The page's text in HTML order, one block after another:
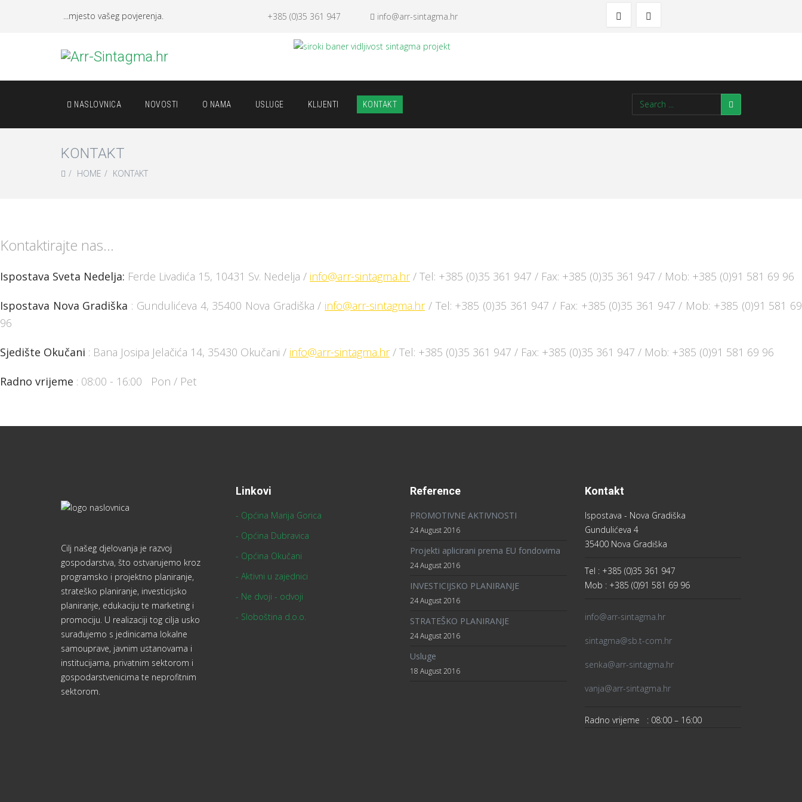
...mjesto vašeg povjerenja. +385 (0)35 361 947 info@arr-sintagma.hr
NASLOVNICA NOVOSTI O NAMA USLUGE KLIJENTI KONTAKT
KONTAKT
HOME KONTAKT
Kontaktirajte nas...
Ispostava Sveta Nedelja: Ferde Livadića 15, 10431 Sv. Nedelja / info@arr-sintagma.hr/ Tel: +385 (0)35 361 947 / Fax: +385 (0)35 361 947 / Mob: +385 (0)91 581 69 96
Ispostava Nova Gradiška : Gundulićeva 4, 35400 Nova Gradiška / info@arr-sintagma.hr/ Tel: +385 (0)35 361 947 / Fax: +385 (0)35 361 947 / Mob: +385 (0)91 581 69
96
Sjedište Okučani : Bana Josipa Jelačića 14, 35430 Okučani / info@arr-sintagma.hr/ Tel: +385 (0)35 361 947 / Fax: +385 (0)35 361 947 / Mob: +385 (0)91 581 69 96
Radno vrijeme : 08:00 - 16:00 Pon / Pet
Cilj našeg djelovanja je razvoj
gospodarstva, što ostvarujemo kroz
programsko i projektno planiranje,
strateško planiranje, investicijsko
planiranje, edukaciju te marketing i
promociju. U realizaciji tog cilja usko
surađujemo s jedinicama lokalne
samouprave, javnim ustanovama i
institucijama, privatnim sektorom i
gospodarstvenicima te neprofitnim
sektorom.
Linkovi
- Općina Marija Gorica
- Općina Dubravica
- Općina Okučani
- Aktivni u zajednici
- Ne dvoji - odvoji
- Sloboština d.o.o.
Reference
PROMOTIVNE AKTIVNOSTI
24 August 2016
Projekti aplicirani prema EU fondovima
24 August 2016
INVESTICIJSKO PLANIRANJE
24 August 2016
STRATEŠKO PLANIRANJE
24 August 2016
Usluge
18 August 2016
Kontakt
Ispostava - Nova Gradiška
Gundulićeva 4
35400 Nova Gradiška
Tel : +385 (0)35 361 947
Mob : +385 (0)91 581 69 96
info@arr-sintagma.hr
sintagma@sb.t-com.hr
senka@arr-sintagma.hr
vanja@arr-sintagma.hr
Radno vrijeme : 08:00 – 16:00